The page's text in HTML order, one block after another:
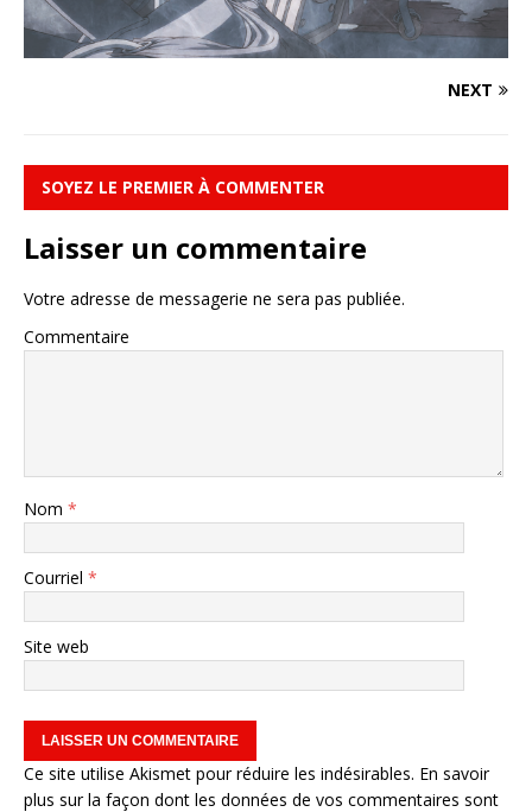
NEXT
SOYEZ LE PREMIER À COMMENTER
Laisser un commentaire
Votre adresse de messagerie ne sera pas publiée.
Commentaire
Nom *
Courriel *
Site web
Ce site utilise Akismet pour réduire les indésirables. En savoir
plus sur la façon dont les données de vos commentaires sont